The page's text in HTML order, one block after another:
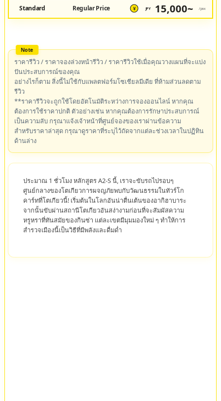
Standard Regular Price ¥ JPY 15,000~ /pax
ราคารีวิว / ราคาจองล่วงหน้ารีวิว / ราคารีวิวใช้เมื่อคุณวางแผนที่จะแบ่ง
ปันประสบการณ์ของคุณ
อย่างไรก็ตาม สิ่งนี้ไม่ใช้กับแพลตฟอร์มโซเชียลมีเดีย ที่ห้ามส่วนลดตาม
รีวิว
**ราคารีวิวจะถูกใช้โดยอัตโนมัติระหว่างการจองออนไลน์ หากคุณ
ต้องการใช้ราคาปกติ ตัวอย่างเช่น หากคุณต้องการรักษาประสบการณ์
เป็นความลับ กรุณาแจ้งเจ้าหน้าที่ศูนย์จองของเราผ่านข้อความ
สำหรับราคาล่าสุด กรุณาดูราคาที่ระบุไว้ถัดจากแต่ละช่วงเวลาในปฏิทิน
ด้านล่าง
ประมาณ 1 ชั่วโมง หลักสูตร A2-S นี้, เราจะขับรถไปรอบๆ
ศูนย์กลางของโตเกียวการผจญภัยพบกับวัฒนธรรมในทัวร์โก
คาร์ทที่โตเกียวนี้! เริ่มต้นในโลกอันน่าตื่นเต้นของอากิฮาบาระ
จากนั้นขับผ่านสถานีโตเกียวอันสง่างามก่อนที่จะสัมผัสความ
หรูหราที่ทันสมัยของกินซ่า แต่ละเขตมีมุมมองใหม่ ๆ ทำให้การ
สำรวจเมืองนี้เป็นวิธีที่มีพลังและดื่มด่ำ